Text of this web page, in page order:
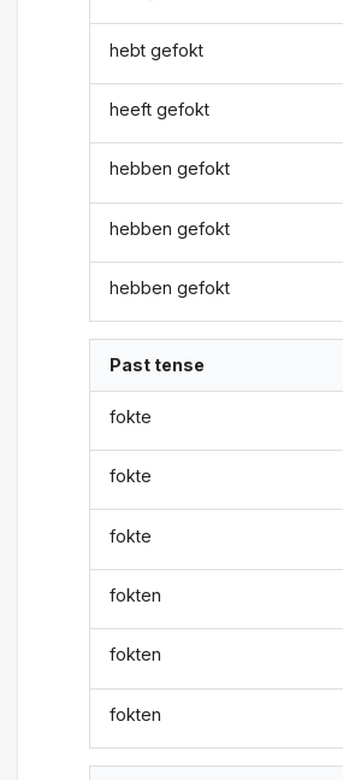
hebt gefokt
heeft gefokt
hebben gefokt
hebben gefokt
hebben gefokt
Past tense
fokte
fokte
fokte
fokten
fokten
fokten